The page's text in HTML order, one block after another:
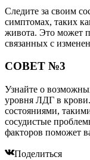
Следите за своим
симптомах, таких
живота. Это может
связанных с
СОВЕТ №3
Узнайте о
уровня ЛДГ в
состояниями,
сосудистые
факторов поможет
Поделиться